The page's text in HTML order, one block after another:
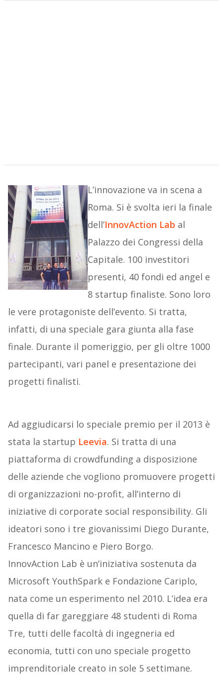
L’innovazione va in scena a
Roma. Si è svolta ieri la finale
dell’InnovAction Lab al
Palazzo dei Congressi della
Capitale. 100 investitori
presenti, 40 fondi ed angel e
8 startup finaliste. Sono loro
le vere protagoniste dell’evento. Si tratta,
infatti, di una speciale gara giunta alla fase
finale. Durante il pomeriggio, per gli oltre 1000
partecipanti, vari panel e presentazione dei
progetti finalisti.
Ad aggiudicarsi lo speciale premio per il 2013 è
stata la startup Leevia. Si tratta di una
piattaforma di crowdfunding a disposizione
delle aziende che vogliono promuovere progetti
di organizzazioni no-profit, all’interno di
iniziative di corporate social responsibility. Gli
ideatori sono i tre giovanissimi Diego Durante,
Francesco Mancino e Piero Borgo.
InnovAction Lab è un’iniziativa sostenuta da
Microsoft YouthSpark e Fondazione Cariplo,
nata come un esperimento nel 2010. L’idea era
quella di far gareggiare 48 studenti di Roma
Tre, tutti delle facoltà di ingegneria ed
economia, tutti con uno speciale progetto
imprenditoriale creato in sole 5 settimane.